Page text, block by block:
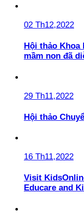
02 Th12,2022
Hội thảo
mầm non đã
29 Th11,2022
Hội thảo
16 Th11,2022
Visit
Educare and